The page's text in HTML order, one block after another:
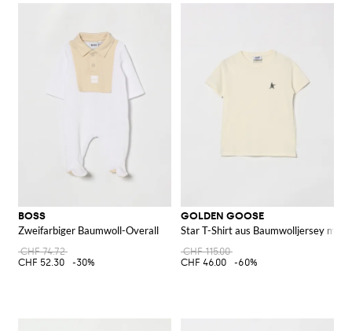
BOSS
Zweifarbiger Baumwoll-Overall
CHF 74.72
CHF 52.30
-30%
GOLDEN GOOSE
Star T-Shirt aus Baumwolljersey mit
CHF 115.00
CHF 46.00
-60%